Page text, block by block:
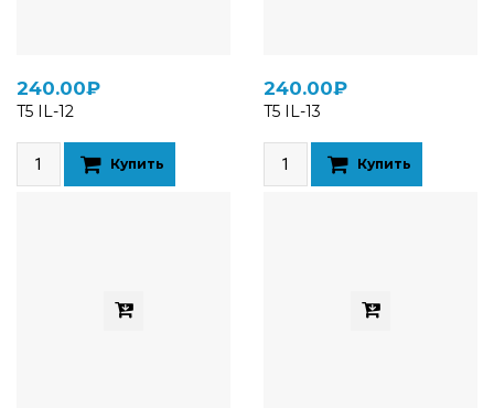
240.00₽
T5 IL-12
Купить
240.00₽
T5 IL-13
Купить